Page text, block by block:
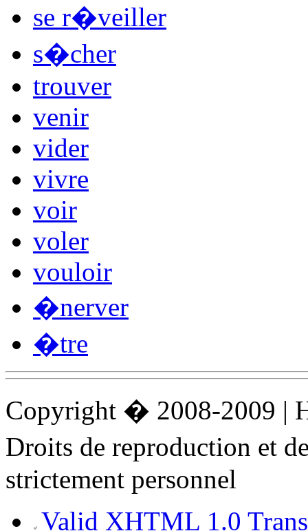
se r�veiller
s�cher
trouver
venir
vider
vivre
voir
voler
vouloir
�nerver
�tre
Copyright � 2008-2009 |
Droits de reproduction et
strictement personnel
Valid XHTML 1.0